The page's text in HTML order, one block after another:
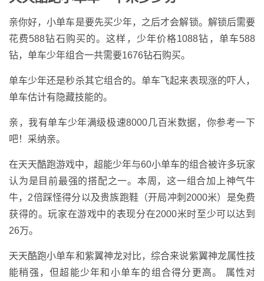
亲你好，小单车是要先买少年，之后才会解锁。解锁后需要
花费588钻石购买的。这样，少年价格1088钻，单车588
钻，单车少年组合一共需要1676钻石购买。
单车少年还是秒杀其它组合的。单车飞起来表现涨的吓人，
单车估计有隐藏技能的。
亲，我有单车少年满级极速8000几百米数据，你参考一下
吧！采纳亲。
在天天酷跑游戏中，超能少年与60小单车的组合被许多玩家
认为是目前最强的搭配之一。本周，这一组合加上神气牛
牛，2倍踩怪得分以及贵族跑鞋（开局冲刺2000米）是免费
获得的。玩家在游戏中的表现分在2000米时至少可以达到
26万。
天天酷跑小单车和紫翼神龙对比，综合来说紫翼神龙属性技
能稍强，但超能少年和小单车的组合得分更高。 属性对